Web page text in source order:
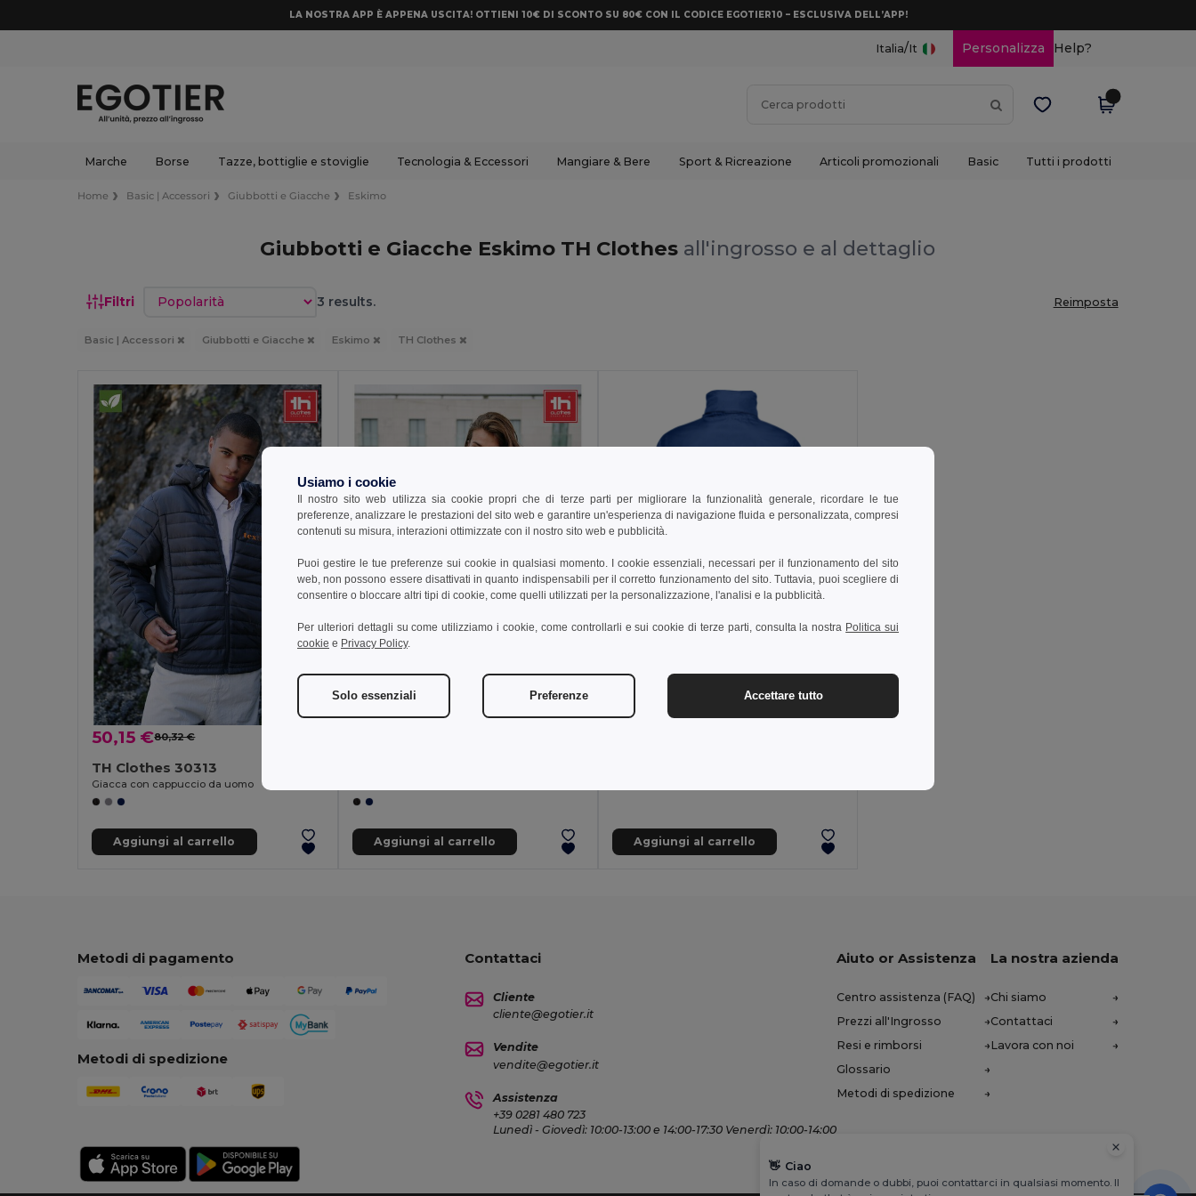
LA NOSTRA APP È APPENA USCITA! OTTIENI 10€ DI SCONTO SU 80€ CON IL CODICE EGOTIER10 – ESCLUSIVA DELL’APP!
Italia/It Personalizza Help?
Marche Borse Tazze, bottiglie e stoviglie Tecnologia & Eccessori Mangiare & Bere Sport & Ricreazione Articoli promozionali Basic Tutti i prodotti
Home Basic | Accessori Giubbotti e Giacche Eskimo
Giubbotti e Giacche Eskimo TH Clothes all'ingrosso e al dettaglio
Filtri Ordina per 3 results. Reimposta
Basic | Accessori Giubbotti e Giacche Eskimo TH Clothes
50,15 €80,32 €
TH Clothes 30313
Giacca con cappuccio da uomo
Aggiungi al carrello Aggiungi al carrello Aggiungi al carrello
Metodi di pagamento
Metodi di spedizione
Contattaci
Cliente
cliente@egotier.it
Vendite
vendite@egotier.it
Assistenza
+39 0281 480 723
Lunedì - Giovedì: 10:00-13:00 e 14:00-17:30 Venerdì: 10:00-14:00
Aiuto or Assistenza
Centro assistenza (FAQ)
Prezzi all'Ingrosso
Resi e rimborsi
Glossario
Metodi di spedizione
La nostra azienda
Chi siamo
Contattaci
Lavora con noi
Usiamo i cookie
Il nostro sito web utilizza sia cookie propri che di terze parti per migliorare la funzionalità generale, ricordare le tue
preferenze, analizzare le prestazioni del sito web e garantire un'esperienza di navigazione fluida e personalizzata, compresi
contenuti su misura, interazioni ottimizzate con il nostro sito web e pubblicità.
Puoi gestire le tue preferenze sui cookie in qualsiasi momento. I cookie essenziali, necessari per il funzionamento del sito
web, non possono essere disattivati in quanto indispensabili per il corretto funzionamento del sito. Tuttavia, puoi scegliere di
consentire o bloccare altri tipi di cookie, come quelli utilizzati per la personalizzazione, l'analisi e la pubblicità.
Per ulteriori dettagli su come utilizziamo i cookie, come controllarli e sui cookie di terze parti, consulta la nostra Politica sui
cookie e Privacy Policy.
Solo essenziali Preferenze Accettare tutto
👋 Ciao
In caso di domande o dubbi, puoi contattarci in qualsiasi momento. Il